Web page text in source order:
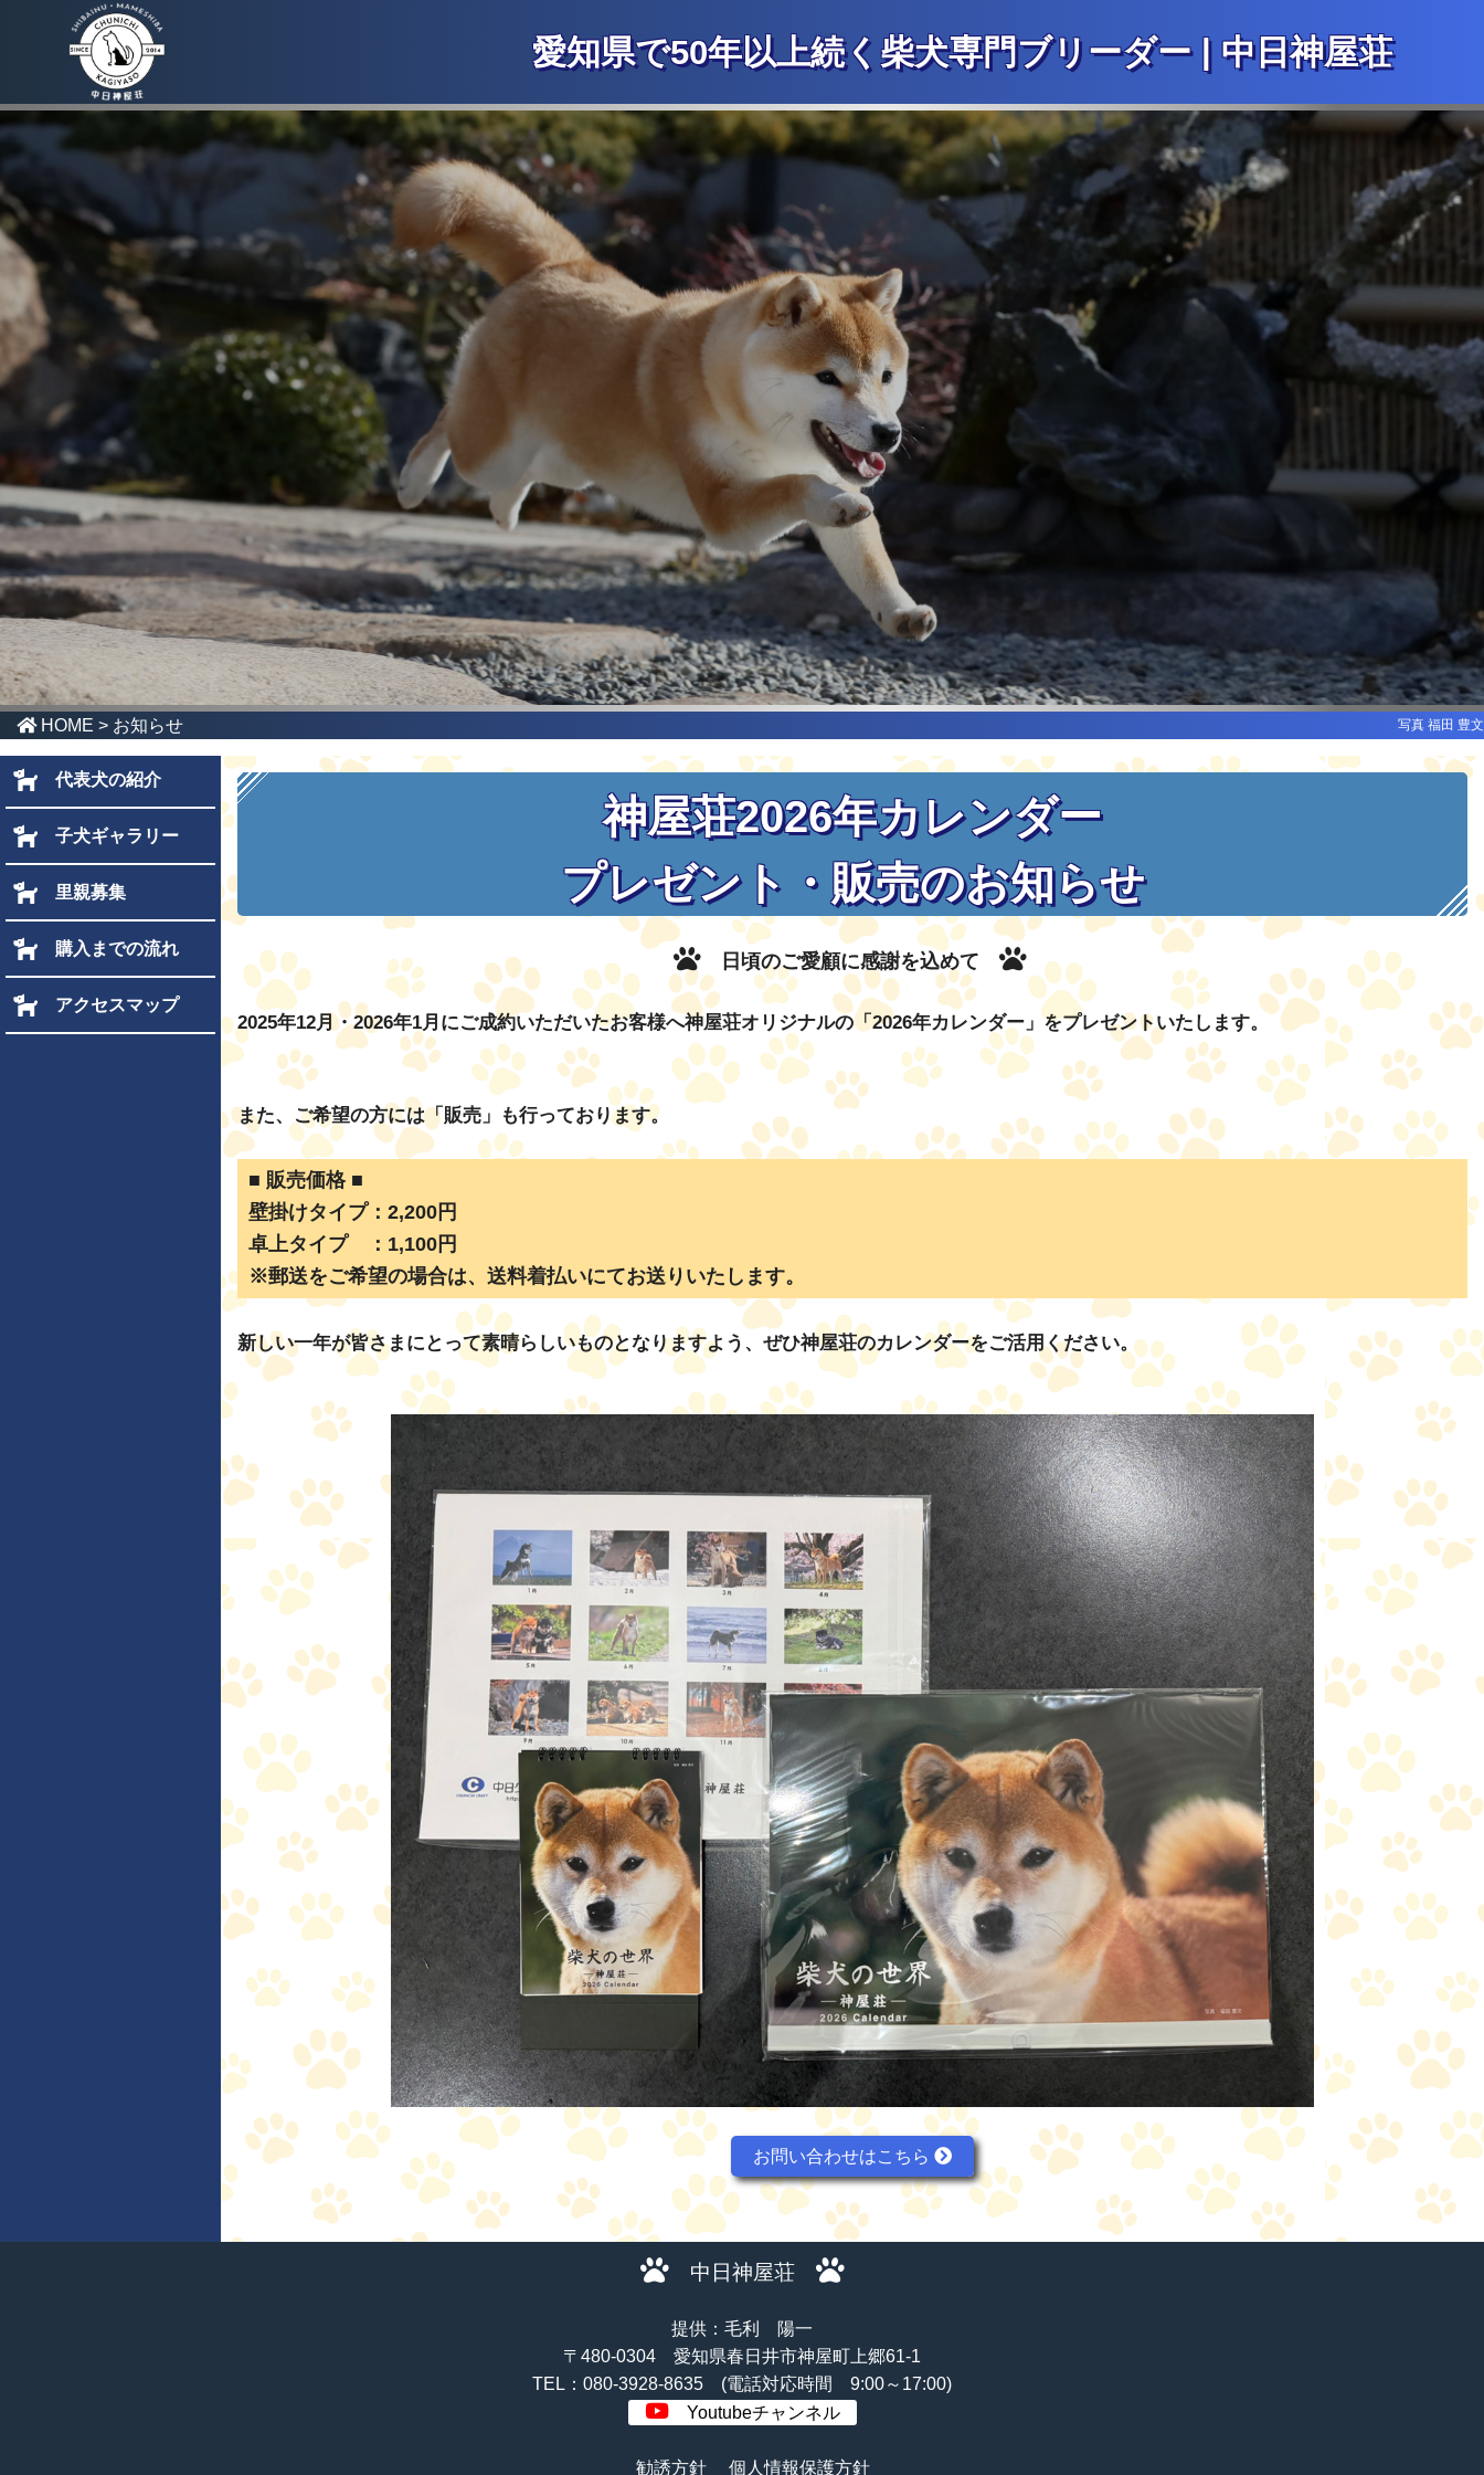
愛知県で50年以上続く柴犬専門ブリーダー |中日神屋荘
HOME > お知らせ 写真 福田 豊文
神屋荘2026年カレンダー
プレゼント・販売のお知らせ
日頃のご愛顧に感謝を込めて
2025年12月・2026年1月にご成約いただいたお客様へ神屋荘オリジナルの「2026年カレンダー」をプレゼントいたします。
また、ご希望の方には「販売」も行っております。
■ 販売価格 ■
壁掛けタイプ：2,200円
卓上タイプ ：1,100円
※郵送をご希望の場合は、送料着払いにてお送りいたします。
新しい一年が皆さまにとって素晴らしいものとなりますよう、ぜひ神屋荘のカレンダーをご活用ください。
お問い合わせはこちら
代表犬の紹介
子犬ギャラリー
里親募集
購入までの流れ
アクセスマップ
中日神屋荘
提供：毛利 陽一
〒480-0304 愛知県春日井市神屋町上郷61-1
TEL：080-3928-8635 (電話対応時間 9:00～17:00)
Youtubeチャンネル
勧誘方針 個人情報保護方針